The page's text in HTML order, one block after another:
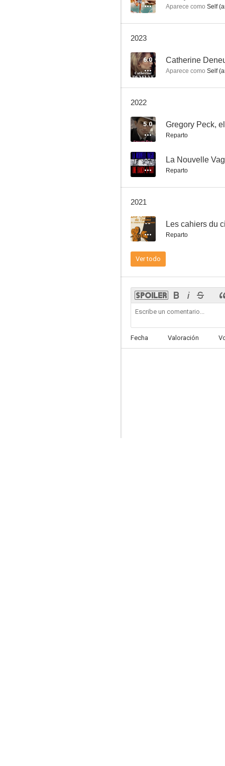
7.1
6.8
Aparece como Self
2023
6.0 Catherine
Aparece como Self
2022
5.0 Gregory Peck,
Reparto
-- La Nouvelle
Reparto
2021
-- Les cahiers du
Reparto
Ver todo
Fecha Valoración